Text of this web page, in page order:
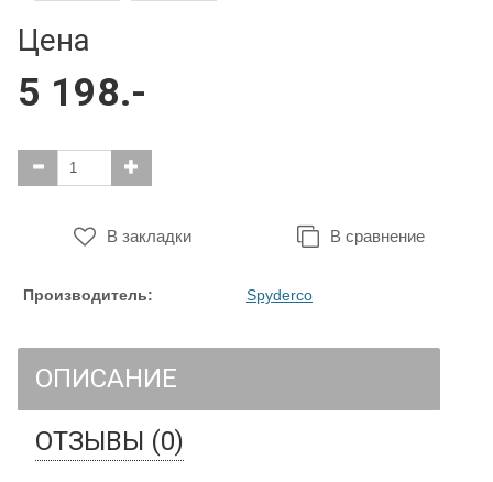
Цена
5 198.-
В закладки В сравнение
Производитель: Spyderco
ОПИСАНИЕ
ОТЗЫВЫ (0)